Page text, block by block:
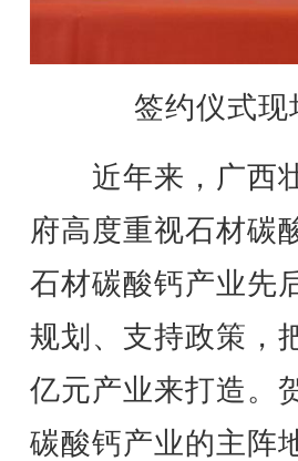
签约仪式
近年来，广西壮
府高度重视石材碳
石材碳酸钙产业先
规划、支持政策，
亿元产业来打造。
碳酸钙产业的主阵